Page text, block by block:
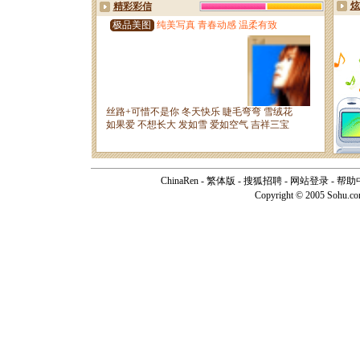
ChinaRen - 繁体版 - 搜狐招聘 - 网站登录 - 帮助
Copyright © 2005